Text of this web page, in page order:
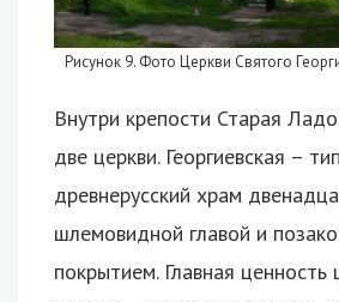
Рисунок 9. Фото Церкви Святого
Внутри крепости Старая
две церкви. Георгиевская –
древнерусский храм
шлемовидной главой и
покрытием. Главная ценность